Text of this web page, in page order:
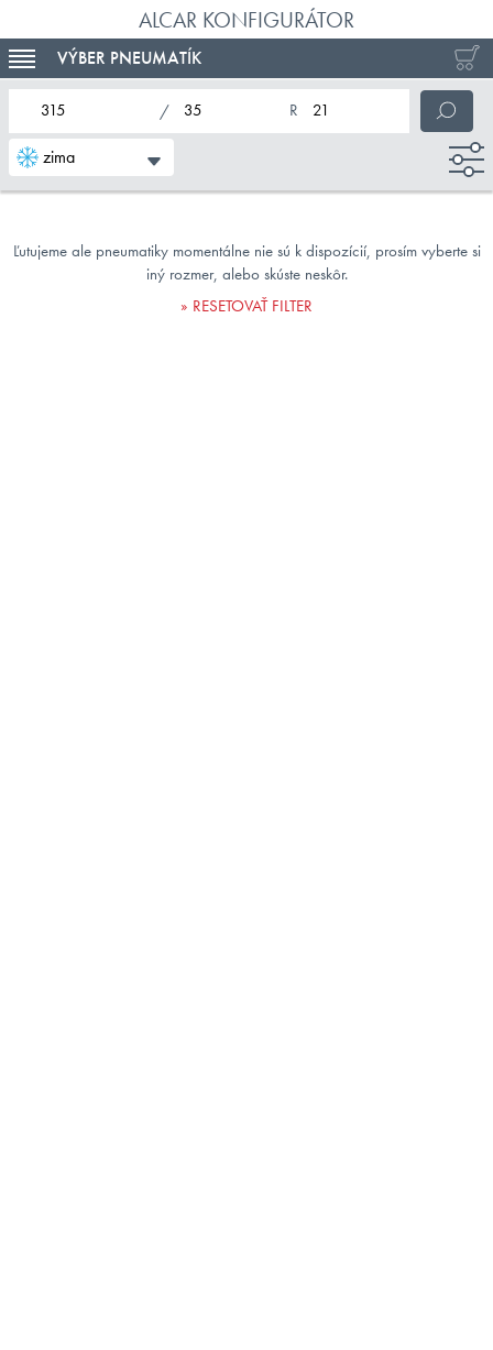
ALCAR KONFIGURÁTOR
TOGGLE NAVIGATION
VÝBER PNEUMATÍK
zima
nominálna šírka pneumatiky
profil pneumatiky
nominálny priemer pneumatiky
Ľutujeme ale pneumatiky momentálne nie sú k dispozícií, prosím vyberte si
iný rozmer, alebo skúste neskôr.
RESETOVAŤ FILTER